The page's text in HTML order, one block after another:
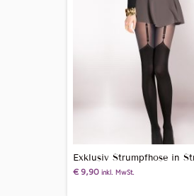
Exklusiv Strumpfhose in
€9,90 inkl. MwSt.